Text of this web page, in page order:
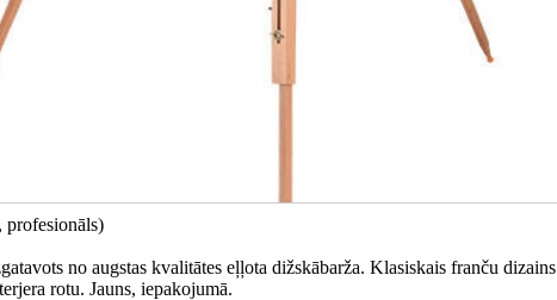
profesionāls)
no augstas kvalitātes eļļota dižskābarža. Klasiskais franču
rotu. Jauns, iepakojumā.